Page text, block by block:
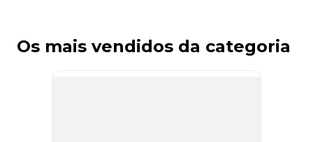
Os mais vendidos da categoria